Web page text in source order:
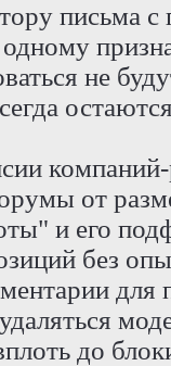
письма
не
компаний-
от
и его
без
для
до